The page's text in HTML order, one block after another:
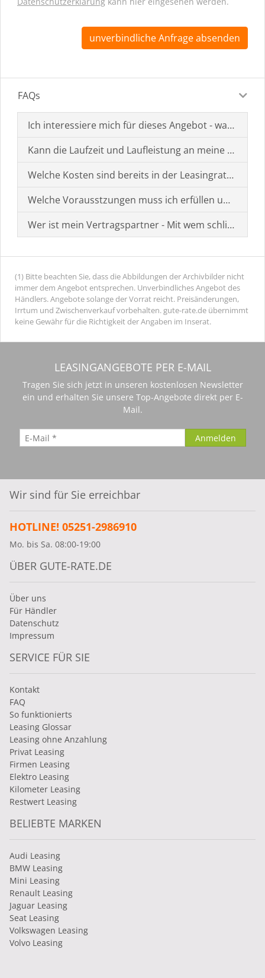
unverbindliche Anfrage absenden
FAQs
Ich interessiere mich für dieses Angebot - was muss
Kann die Laufzeit und Laufleistung an meine
Welche Kosten sind bereits in der Leasingrate
Welche Vorausstzungen muss ich erfüllen um einen
Wer ist mein Vertragspartner - Mit wem schließe ich
(1) Bitte beachten Sie, dass die Abbildungen der Archivbilder nicht
immer dem Angebot entsprechen. Unverbindliches Angebot des
Händlers. Angebote solange der Vorrat reicht. Preisänderungen,
Irrtum und Zwischenverkauf vorbehalten. gute-rate.de übernimmt
keine Gewähr für die Richtigkeit der Angaben im Inserat.
LEASINGANGEBOTE PER E-MAIL
Tragen Sie sich jetzt in unseren kostenlosen Newsletter
ein und erhalten Sie unsere Top-Angebote direkt per E-
Mail.
Wir sind für Sie erreichbar
HOTLINE! 05251-2986910
Mo. bis Sa. 08:00-19:00
ÜBER GUTE-RATE.DE
Über uns
Für Händler
Datenschutz
Impressum
SERVICE FÜR SIE
Kontakt
FAQ
So funktionierts
Leasing Glossar
Leasing ohne Anzahlung
Privat Leasing
Firmen Leasing
Elektro Leasing
Kilometer Leasing
Restwert Leasing
BELIEBTE MARKEN
Audi Leasing
BMW Leasing
Mini Leasing
Renault Leasing
Jaguar Leasing
Seat Leasing
Volkswagen Leasing
Volvo Leasing